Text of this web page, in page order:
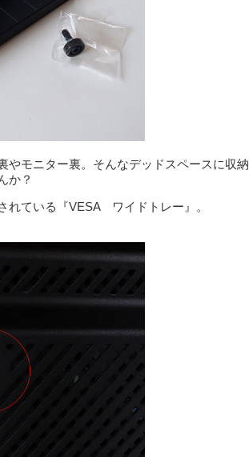
やモニター裏。そんなデッドスペースに収納
か？
れている『VESA ワイドトレー』。